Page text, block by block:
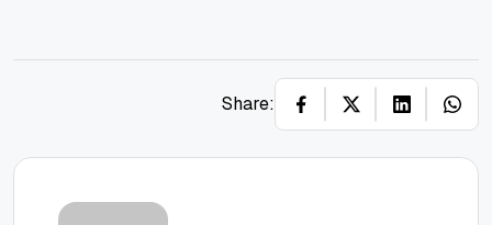
Share: